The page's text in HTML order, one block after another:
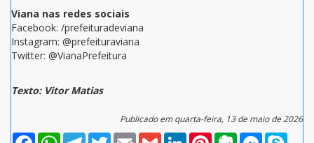
Viana nas redes sociais
Facebook: /prefeituradeviana
Instagram: @prefeituraviana
Twitter: @VianaPrefeitura
Texto: Vitor Matias
Publicado em quarta-feira, 13 de maio de 2026
FacebookWhatsAppTelegramTwitterEmail Gmail LinkedInPinterestEvernoteMessenger